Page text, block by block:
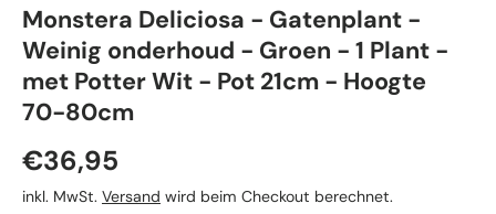
Monstera Deliciosa - Gatenplant -
Weinig onderhoud - Groen - 1 Plant -
met Potter Wit - Pot 21cm - Hoogte
70-80cm
Normaler Preis
€36,95
inkl. MwSt. Versand wird beim Checkout berechnet.